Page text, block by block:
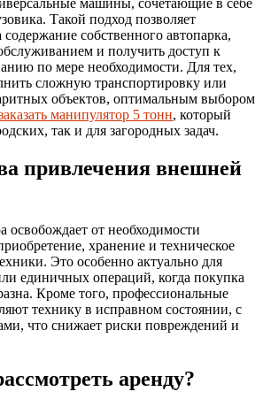
Такой подход позволяет
содержание собственного автопарка,
и получить доступ к
по мере необходимости. Для тех,
сложную транспортировку или
объектов, оптимальным выбором
манипулятор 5 тонн, который
так и для загородных задач.
привлечения внешней
освобождает от необходимости
хранение и техническое
Это особенно актуально для
единичных операций, когда покупка
Кроме того, профессиональные
технику в исправном состоянии, с
что снижает риски повреждений и
аренду?